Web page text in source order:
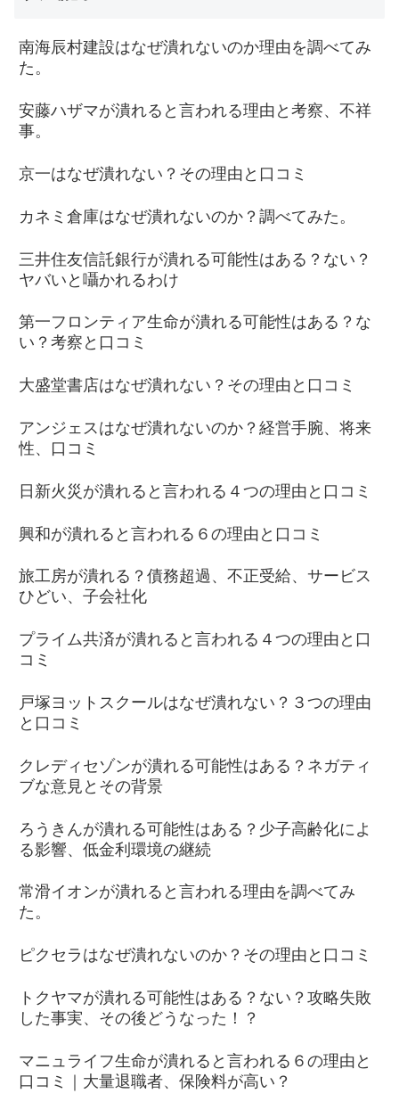
南海辰村建設はなぜ潰れないのか理由を調べてみ
た。
安藤ハザマが潰れると言われる理由と考察、不祥
事。
京一はなぜ潰れない？その理由と口コミ
カネミ倉庫はなぜ潰れないのか？調べてみた。
三井住友信託銀行が潰れる可能性はある？ない？
ヤバいと囁かれるわけ
第一フロンティア生命が潰れる可能性はある？な
い？考察と口コミ
大盛堂書店はなぜ潰れない？その理由と口コミ
アンジェスはなぜ潰れないのか？経営手腕、将来
性、口コミ
日新火災が潰れると言われる４つの理由と口コミ
興和が潰れると言われる６の理由と口コミ
旅工房が潰れる？債務超過、不正受給、サービス
ひどい、子会社化
プライム共済が潰れると言われる４つの理由と口
コミ
戸塚ヨットスクールはなぜ潰れない？３つの理由
と口コミ
クレディセゾンが潰れる可能性はある？ネガティ
ブな意見とその背景
ろうきんが潰れる可能性はある？少子高齢化によ
る影響、低金利環境の継続
常滑イオンが潰れると言われる理由を調べてみ
た。
ピクセラはなぜ潰れないのか？その理由と口コミ
トクヤマが潰れる可能性はある？ない？攻略失敗
した事実、その後どうなった！？
マニュライフ生命が潰れると言われる６の理由と
口コミ｜大量退職者、保険料が高い？